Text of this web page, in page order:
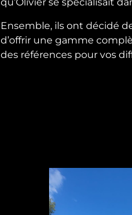
Ensemble, ils ont décidé
d’offrir une gamme
des références pour vos